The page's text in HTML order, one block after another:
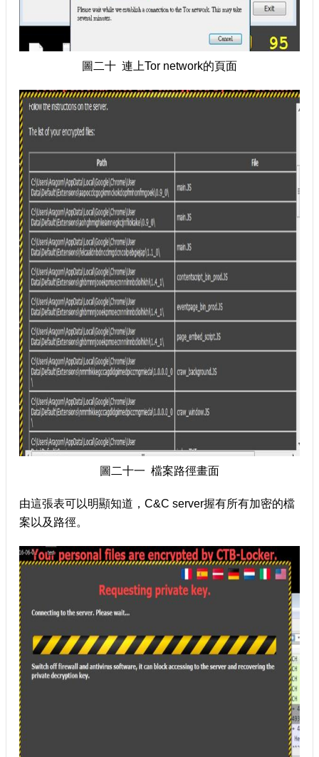
圖二十 連上Tor network的頁面
圖二十一 檔案路徑畫面
由這張表可以明顯知道，C&C server握有所有加密的檔
案以及路徑。